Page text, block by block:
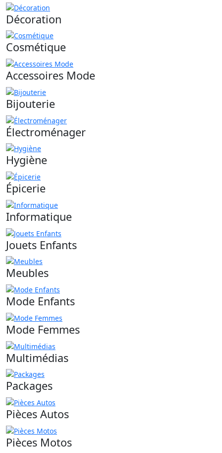
Décoration
Cosmétique
Accessoires Mode
Bijouterie
Électroménager
Hygiène
Épicerie
Informatique
Jouets Enfants
Meubles
Mode Enfants
Mode Femmes
Multimédias
Packages
Pièces Autos
Pièces Motos